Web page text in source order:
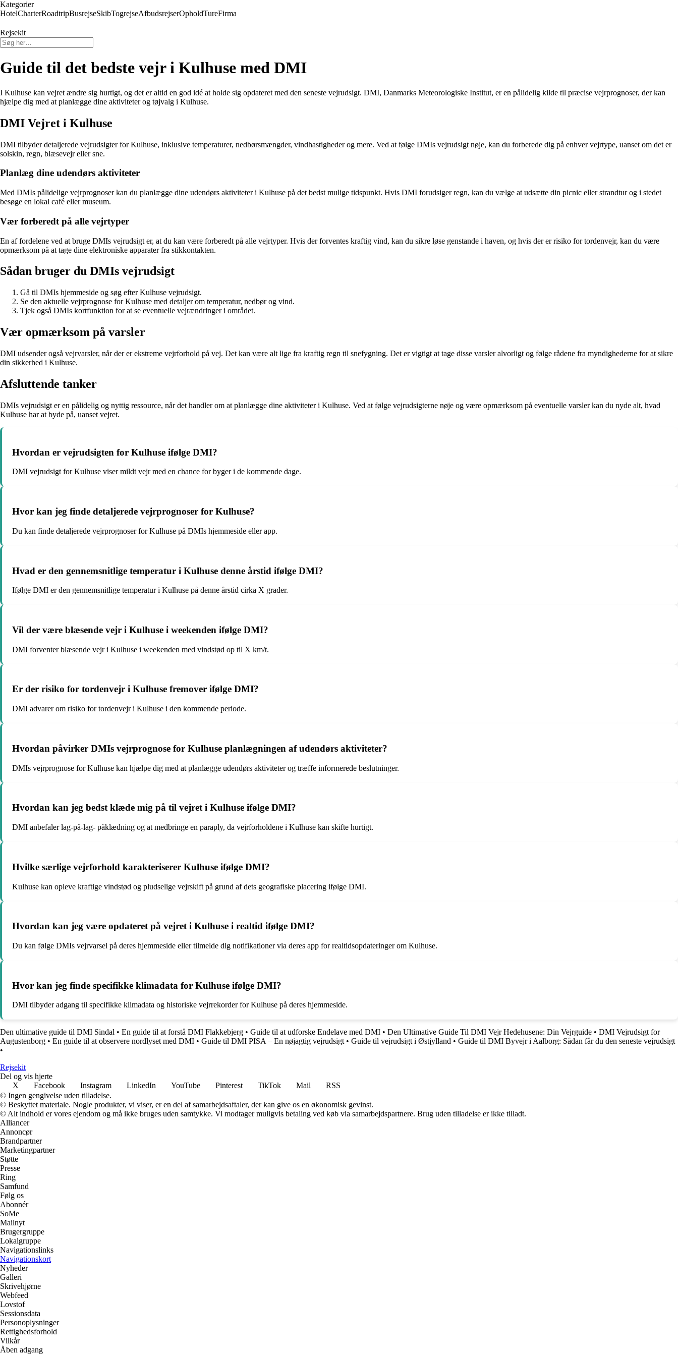
Kategorier
HotelCharterRoadtripBusrejseSkibTogrejseAfbudsrejserOpholdTureFirma
Rejsekit
Guide til det bedste vejr i Kulhuse med DMI
I Kulhuse kan vejret ændre sig hurtigt, og det er altid en god idé at holde sig opdateret med den seneste vejrudsigt. DMI, Danmarks Meteorologiske Institut, er en pålidelig kilde til præcise vejrprognoser, der kan
hjælpe dig med at planlægge dine aktiviteter og tøjvalg i Kulhuse.
DMI Vejret i Kulhuse
DMI tilbyder detaljerede vejrudsigter for Kulhuse, inklusive temperaturer, nedbørsmængder, vindhastigheder og mere. Ved at følge DMIs vejrudsigt nøje, kan du forberede dig på enhver vejrtype, uanset om det er
solskin, regn, blæsevejr eller sne.
Planlæg dine udendørs aktiviteter
Med DMIs pålidelige vejrprognoser kan du planlægge dine udendørs aktiviteter i Kulhuse på det bedst mulige tidspunkt. Hvis DMI forudsiger regn, kan du vælge at udsætte din picnic eller strandtur og i stedet
besøge en lokal café eller museum.
Vær forberedt på alle vejrtyper
En af fordelene ved at bruge DMIs vejrudsigt er, at du kan være forberedt på alle vejrtyper. Hvis der forventes kraftig vind, kan du sikre løse genstande i haven, og hvis der er risiko for tordenvejr, kan du være
opmærksom på at tage dine elektroniske apparater fra stikkontakten.
Sådan bruger du DMIs vejrudsigt
Gå til DMIs hjemmeside og søg efter Kulhuse vejrudsigt.
Se den aktuelle vejrprognose for Kulhuse med detaljer om temperatur, nedbør og vind.
Tjek også DMIs kortfunktion for at se eventuelle vejrændringer i området.
Vær opmærksom på varsler
DMI udsender også vejrvarsler, når der er ekstreme vejrforhold på vej. Det kan være alt lige fra kraftig regn til snefygning. Det er vigtigt at tage disse varsler alvorligt og følge rådene fra myndighederne for at sikre
din sikkerhed i Kulhuse.
Afsluttende tanker
DMIs vejrudsigt er en pålidelig og nyttig ressource, når det handler om at planlægge dine aktiviteter i Kulhuse. Ved at følge vejrudsigterne nøje og være opmærksom på eventuelle varsler kan du nyde alt, hvad
Kulhuse har at byde på, uanset vejret.
Hvordan er vejrudsigten for Kulhuse ifølge DMI?
DMI vejrudsigt for Kulhuse viser mildt vejr med en chance for byger i de kommende dage.
Hvor kan jeg finde detaljerede vejrprognoser for Kulhuse?
Du kan finde detaljerede vejrprognoser for Kulhuse på DMIs hjemmeside eller app.
Hvad er den gennemsnitlige temperatur i Kulhuse denne årstid ifølge DMI?
Ifølge DMI er den gennemsnitlige temperatur i Kulhuse på denne årstid cirka X grader.
Vil der være blæsende vejr i Kulhuse i weekenden ifølge DMI?
DMI forventer blæsende vejr i Kulhuse i weekenden med vindstød op til X km/t.
Er der risiko for tordenvejr i Kulhuse fremover ifølge DMI?
DMI advarer om risiko for tordenvejr i Kulhuse i den kommende periode.
Hvordan påvirker DMIs vejrprognose for Kulhuse planlægningen af udendørs aktiviteter?
DMIs vejrprognose for Kulhuse kan hjælpe dig med at planlægge udendørs aktiviteter og træffe informerede beslutninger.
Hvordan kan jeg bedst klæde mig på til vejret i Kulhuse ifølge DMI?
DMI anbefaler lag-på-lag- påklædning og at medbringe en paraply, da vejrforholdene i Kulhuse kan skifte hurtigt.
Hvilke særlige vejrforhold karakteriserer Kulhuse ifølge DMI?
Kulhuse kan opleve kraftige vindstød og pludselige vejrskift på grund af dets geografiske placering ifølge DMI.
Hvordan kan jeg være opdateret på vejret i Kulhuse i realtid ifølge DMI?
Du kan følge DMIs vejrvarsel på deres hjemmeside eller tilmelde dig notifikationer via deres app for realtidsopdateringer om Kulhuse.
Hvor kan jeg finde specifikke klimadata for Kulhuse ifølge DMI?
DMI tilbyder adgang til specifikke klimadata og historiske vejrrekorder for Kulhuse på deres hjemmeside.
Den ultimative guide til DMI Sindal • En guide til at forstå DMI Flakkebjerg • Guide til at udforske Endelave med DMI • Den Ultimative Guide Til DMI Vejr Hedehusene: Din Vejrguide • DMI Vejrudsigt for
Augustenborg • En guide til at observere nordlyset med DMI • Guide til DMI PISA – En nøjagtig vejrudsigt • Guide til vejrudsigt i Østjylland • Guide til DMI Byvejr i Aalborg: Sådan får du den seneste vejrudsigt
•
Rejsekit
Del og vis hjerte
X
Facebook Instagram LinkedIn YouTube Pinterest TikTok Mail
RSS
© Ingen gengivelse uden tilladelse.
© Beskyttet materiale. Nogle produkter, vi viser, er en del af samarbejdsaftaler, der kan give os en økonomisk gevinst.
© Alt indhold er vores ejendom og må ikke bruges uden samtykke. Vi modtager muligvis betaling ved køb via samarbejdspartnere. Brug uden tilladelse er ikke tilladt.
Alliancer
Annoncør
Brandpartner
Marketingpartner
Støtte
Presse
Ring
Samfund
Følg os
Abonnér
SoMe
Mailnyt
Brugergruppe
Lokalgruppe
Navigationslinks
Navigationskort
Nyheder
Galleri
Skrivehjørne
Webfeed
Lovstof
Sessionsdata
Personoplysninger
Rettighedsforhold
Vilkår
Åben adgang